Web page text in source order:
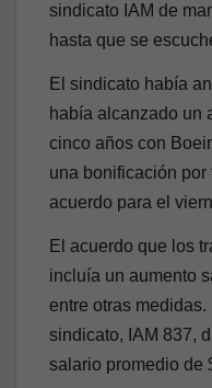
sindicato IAM de
hasta que se
El sindicato había
había alcanzado un
cinco años con
una bonificación por
acuerdo para el
El acuerdo que los
incluía un aumento
entre otras
sindicato, IAM 837,
salario promedio de